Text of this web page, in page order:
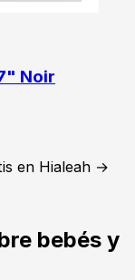
Noir
en Hialeah →
bebés y